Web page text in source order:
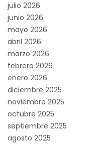
julio 2026
junio 2026
mayo 2026
abril 2026
marzo 2026
febrero 2026
enero 2026
diciembre 2025
noviembre 2025
octubre 2025
septiembre 2025
agosto 2025